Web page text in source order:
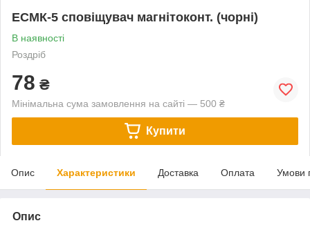
ЕСМК-5 сповіщувач магнітоконт. (чорні)
В наявності
Роздріб
78 ₴
Мінімальна сума замовлення на сайті — 500 ₴
Купити
Опис Характеристики Доставка Оплата Умови
Опис